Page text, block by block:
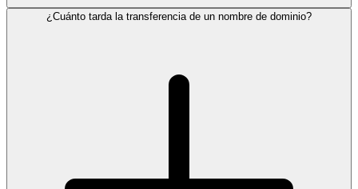
¿Cuánto tarda la transferencia de un nombre de dominio?